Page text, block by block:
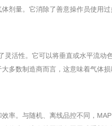
量。它消除了善意操作员使用过多
灵活性。它可以将垂直或水平流
多数制造商而言，这意味着气体损耗
。与随机、离线品控不同